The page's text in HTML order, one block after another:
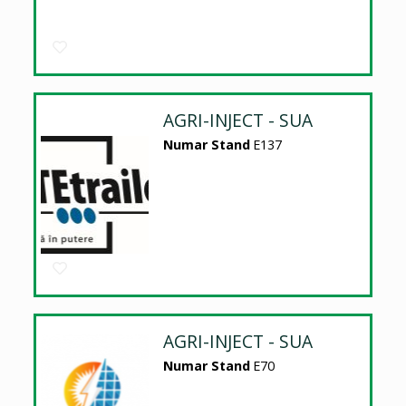
AGRI-INJECT - SUA
Numar Stand E137
AGRI-INJECT - SUA
Numar Stand E70